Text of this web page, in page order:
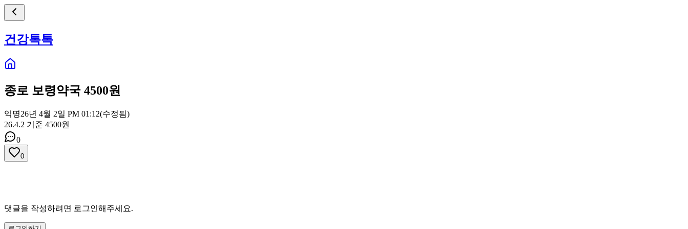
건강톡톡
종로 보령약국 4500원
익명26년 4월 2일 PM 01:12(수정됨)
26.4.2 기준 4500원
0
0
댓글을 작성하려면 로그인해주세요.